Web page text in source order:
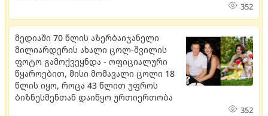
352
მედიაში 70 წლის აზერბაიჯანელი
მილიარდერის ახალი ცოლ-შვილის
ფოტო გამოქვეყნდა - ოფიციალური
წყაროებით, მისი მომავალი ცოლი 18
წლის იყო, როცა 43 წლით უფროს
ბიზნესმენთან დაიწყო ურთიერთობა
352